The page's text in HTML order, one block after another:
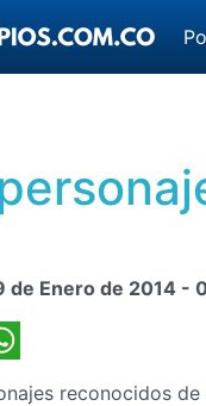
de Enero de 2014 -
reconocidos